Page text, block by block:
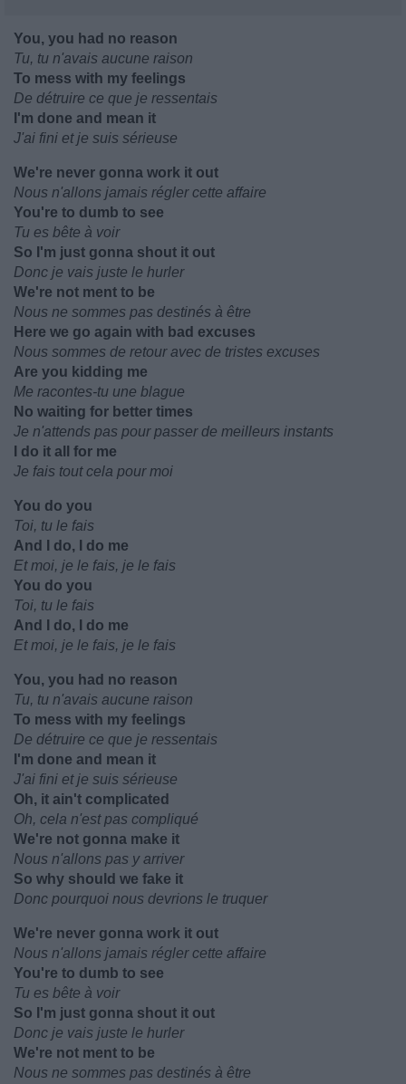
You, you had no reason
Tu, tu n'avais aucune raison
To mess with my feelings
De détruire ce que je ressentais
I'm done and mean it
J'ai fini et je suis sérieuse
We're never gonna work it out
Nous n'allons jamais régler cette affaire
You're to dumb to see
Tu es bête à voir
So I'm just gonna shout it out
Donc je vais juste le hurler
We're not ment to be
Nous ne sommes pas destinés à être
Here we go again with bad excuses
Nous sommes de retour avec de tristes excuses
Are you kidding me
Me racontes-tu une blague
No waiting for better times
Je n'attends pas pour passer de meilleurs instants
I do it all for me
Je fais tout cela pour moi
You do you
Toi, tu le fais
And I do, I do me
Et moi, je le fais, je le fais
You do you
Toi, tu le fais
And I do, I do me
Et moi, je le fais, je le fais
You, you had no reason
Tu, tu n'avais aucune raison
To mess with my feelings
De détruire ce que je ressentais
I'm done and mean it
J'ai fini et je suis sérieuse
Oh, it ain't complicated
Oh, cela n'est pas compliqué
We're not gonna make it
Nous n'allons pas y arriver
So why should we fake it
Donc pourquoi nous devrions le truquer
We're never gonna work it out
Nous n'allons jamais régler cette affaire
You're to dumb to see
Tu es bête à voir
So I'm just gonna shout it out
Donc je vais juste le hurler
We're not ment to be
Nous ne sommes pas destinés à être